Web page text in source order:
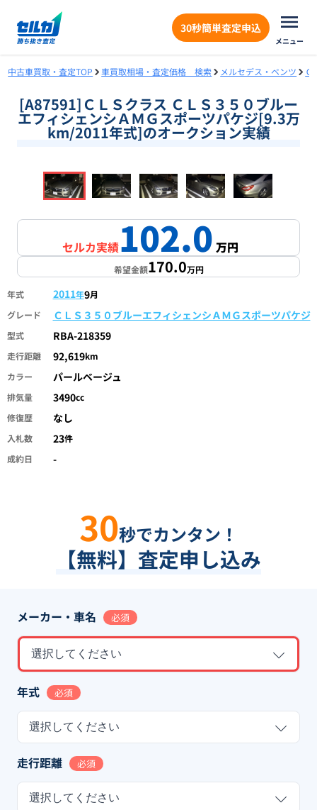
30秒簡単査定申込
メニュー
中古車買取・査定TOP 車買取相場・査定価格 検索 メルセデス・ベンツ Ｃ
[A87591]ＣＬＳクラス ＣＬＳ３５０ブルー
エフィシェンシＡＭＧスポーツパケジ[9.3万
km/2011年式]のオークション実績
1/18
セルカ実績102.0万円
希望金額170.0万円
年式 2011年9月
グレード
ＣＬＳ３５０ブルーエフィシェンシＡＭＧスポーツパケジ
型式 RBA-218359
走行距離 92,619km
カラー
パールベージュ
排気量 3490cc
修復歴
なし
入札数 23件
成約日
-
30秒でカンタン！
【無料】査定申し込み
メーカー・車名 必須
選択してください
年式 必須
選択してください
走行距離 必須
選択してください